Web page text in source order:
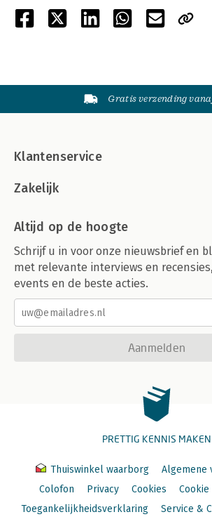
Gratis verzending
Klantenservice
Zakelijk
Altijd op de hoogte
Schrijf u in voor onze nieuwsbrief en
met relevante interviews en
events en de beste acties.
Aanmelden
PRETTIG KENNIS MAKEN
Thuiswinkel waarborg
Algemene
Colofon
Privacy Cookies
Toegankelijkheidsverklaring
Service &